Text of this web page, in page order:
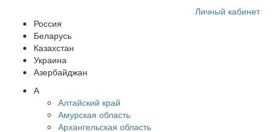
Личный кабинет
Россия
Беларусь
Казахстан
Украина
Азербайджан
А
Алтайский край
Амурская область
Архангельская область